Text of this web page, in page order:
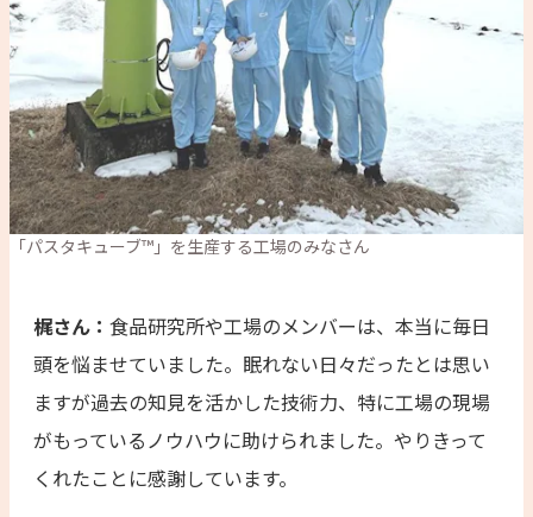
「パスタキューブ™」を生産する工場のみなさん
梶さん： 食品研究所や工場のメンバーは、本当に毎日
頭を悩ませていました。眠れない日々だったとは思い
ますが過去の知見を活かした技術力、特に工場の現場
がもっているノウハウに助けられました。やりきって
くれたことに感謝しています。